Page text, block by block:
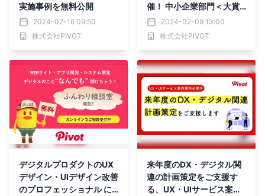
実施事例を無料公開
2024-02-16 09:50
株式会社PIVOT
催！ 中小企業部門＜大賞
＞受賞のPIVOTも参加
2024-02-09 13:00
株式会社PIVOT
デジタルプロダクトのUX
デザイン・UIデザイン改善
のプロフェッショナル に
来年度のDX・デジタル関
連の計画策定をご支援す
る、UX・UIサービス案内